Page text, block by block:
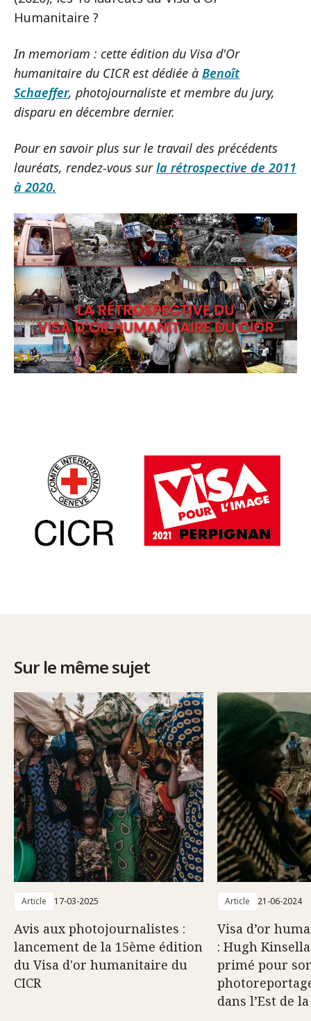
Humanitaire ?
In memoriam : cette édition du Visa d'Or
humanitaire du CICR est dédiée à Benoît
Schaeffer, photojournaliste et membre du jury,
disparu en décembre dernier.
Pour en savoir plus sur le travail des précédents
lauréats, rendez-vous surla rétrospective de 2011
à 2020.
Sur le même sujet
Article 17-03-2025
Avis aux photojournalistes :
lancement de la 15ème édition
du Visa d'or humanitaire du
CICR
Article 21-06-2024
Visa d’or
: Hugh
primé pour
dans l’Est de la